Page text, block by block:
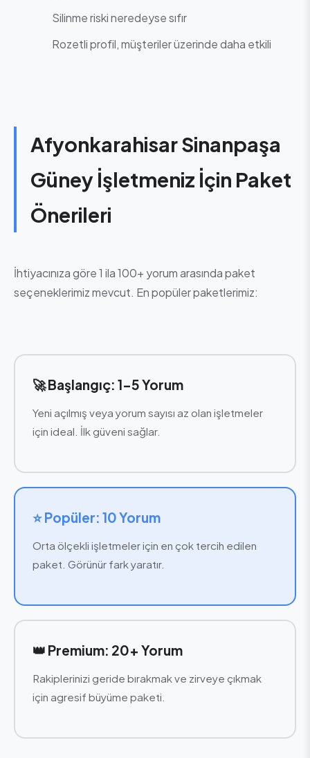
Silinme riski neredeyse sıfır
Rozetli profil, müşteriler üzerinde daha etkili
Afyonkarahisar Sinanpaşa
Güney İşletmeniz İçin Paket
Önerileri
İhtiyacınıza göre 1 ila 100+ yorum arasında paket
seçeneklerimiz mevcut. En popüler paketlerimiz:
🚀 Başlangıç: 1-5 Yorum
Yeni açılmış veya yorum sayısı az olan işletmeler
için ideal. İlk güveni sağlar.
⭐ Popüler: 10 Yorum
Orta ölçekli işletmeler için en çok tercih edilen
paket. Görünür fark yaratır.
👑 Premium: 20+ Yorum
Rakiplerinizi geride bırakmak ve zirveye çıkmak
için agresif büyüme paketi.